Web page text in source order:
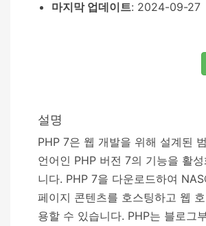
마지막 업데이트: 2024-09-27
설명
PHP 7은 웹 개발을 위해 설계된
언어인 PHP 버전 7의 기능을 활
니다. PHP 7을 다운로드하여
페이지 콘텐츠를 호스팅하고 웹
용할 수 있습니다. PHP는 블로그